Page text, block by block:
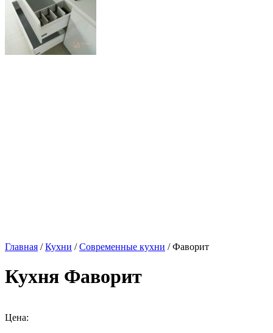
Главная /Кухни /Современные кухни / Фаворит
Кухня Фаворит
Цена: